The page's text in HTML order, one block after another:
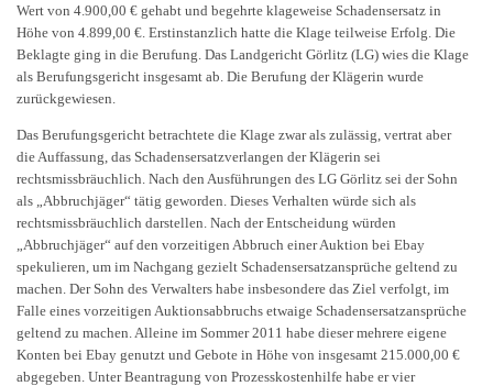
Wert von 4.900,00 € gehabt und begehrte klageweise Schadensersatz in
Höhe von 4.899,00 €. Erstinstanzlich hatte die Klage teilweise Erfolg. Die
Beklagte ging in die Berufung. Das Landgericht Görlitz (LG) wies die Klage
als Berufungsgericht insgesamt ab. Die Berufung der Klägerin wurde
zurückgewiesen.
Das Berufungsgericht betrachtete die Klage zwar als zulässig, vertrat aber
die Auffassung, das Schadensersatzverlangen der Klägerin sei
rechtsmissbräuchlich. Nach den Ausführungen des LG Görlitz sei der Sohn
als „Abbruchjäger“ tätig geworden. Dieses Verhalten würde sich als
rechtsmissbräuchlich darstellen. Nach der Entscheidung würden
„Abbruchjäger“ auf den vorzeitigen Abbruch einer Auktion bei Ebay
spekulieren, um im Nachgang gezielt Schadensersatzansprüche geltend zu
machen. Der Sohn des Verwalters habe insbesondere das Ziel verfolgt, im
Falle eines vorzeitigen Auktionsabbruchs etwaige Schadensersatzansprüche
geltend zu machen. Alleine im Sommer 2011 habe dieser mehrere eigene
Konten bei Ebay genutzt und Gebote in Höhe von insgesamt 215.000,00 €
abgegeben. Unter Beantragung von Prozesskostenhilfe habe er vier